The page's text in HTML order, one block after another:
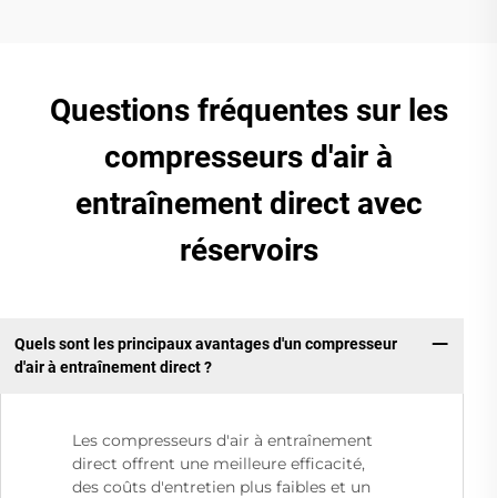
Questions fréquentes sur les
compresseurs d'air à
entraînement direct avec
réservoirs
Quels sont les principaux avantages d'un compresseur
d'air à entraînement direct ?
Les compresseurs d'air à entraînement
direct offrent une meilleure efficacité,
des coûts d'entretien plus faibles et un